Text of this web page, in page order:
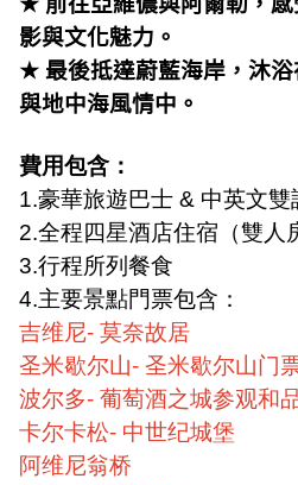
影與文化魅力。
★ 最後抵達蔚藍海岸，沐
與地中海風情中。
費用包含：
1.豪華旅遊巴士 & 中英文雙
2.全程四星酒店住宿（雙人
3.行程所列餐食
4.主要景點門票包含：
吉维尼- 莫奈故居
圣米歇尔山- 圣米歇尔山门
波尔多- 葡萄酒之城参观和
卡尔卡松- 中世纪城堡
阿维尼翁桥